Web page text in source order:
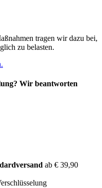
tragen wir dazu bei,
zu belasten.
Wir beantworten
ab € 39,90